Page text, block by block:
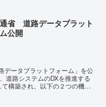
省 道路データプラット
公開
データプラットフォーム」を公
道路システムのDXを推進する
構築され、以下の２つの機能